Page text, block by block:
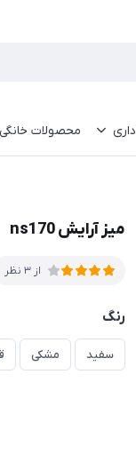
محصولات خانگی
میز آرایش ns170
از 3 نظر
رنگ
سفید مشکی